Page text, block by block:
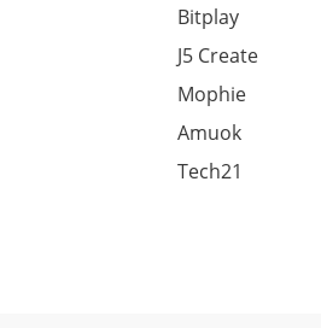
Bitplay
J5 Create
Mophie
Amuok
Tech21